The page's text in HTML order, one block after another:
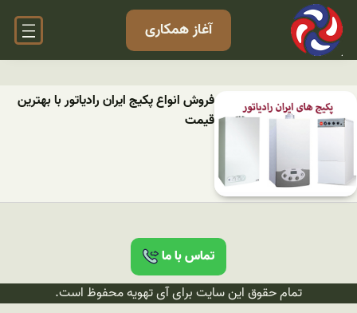
آغاز همکاری
فروش انواع پکیج ایران رادیاتور با بهترین
قیمت
تماس با ما
تمام حقوق این سایت برای آی تهویه محفوظ است.